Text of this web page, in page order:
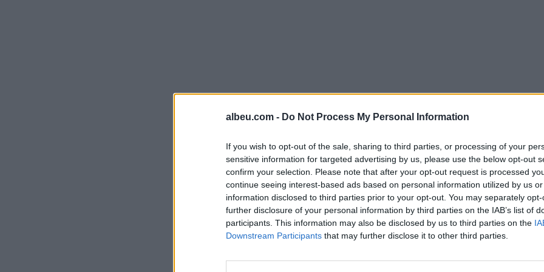
albeu.com - Do Not Process My Personal Information
If you wish to opt-out of the sale, sharing to third parties, or processing of your
sensitive information for targeted advertising by us, please use the below opt-out
confirm your selection. Please note that after your opt-out request is processed
continue seeing interest-based ads based on personal information utilized by us
information disclosed to third parties prior to your opt-out. You may separately
further disclosure of your personal information by third parties on the IAB’s list of
participants. This information may also be disclosed by us to third parties on the
Downstream Participants that may further disclose it to other third parties.